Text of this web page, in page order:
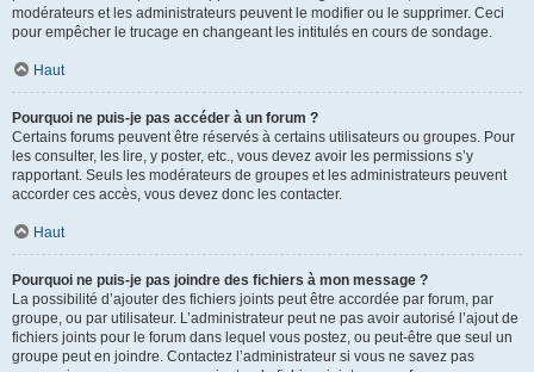
modérateurs et les administrateurs peuvent le modifier ou le supprimer. Ceci
pour empêcher le trucage en changeant les intitulés en cours de sondage.
Haut
Pourquoi ne puis-je pas accéder à un forum ?
Certains forums peuvent être réservés à certains utilisateurs ou groupes. Pour
les consulter, les lire, y poster, etc., vous devez avoir les permissions s’y
rapportant. Seuls les modérateurs de groupes et les administrateurs peuvent
accorder ces accès, vous devez donc les contacter.
Haut
Pourquoi ne puis-je pas joindre des fichiers à mon message ?
La possibilité d’ajouter des fichiers joints peut être accordée par forum, par
groupe, ou par utilisateur. L’administrateur peut ne pas avoir autorisé l’ajout de
fichiers joints pour le forum dans lequel vous postez, ou peut-être que seul un
groupe peut en joindre. Contactez l’administrateur si vous ne savez pas